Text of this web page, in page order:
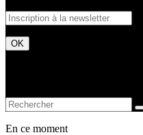
En ce moment